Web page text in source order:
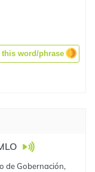
this word/phrase
de Gobernación,